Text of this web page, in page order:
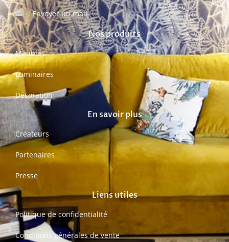
Envoyer un mail
Nos produits
Meubles
Luminaires
Décoration
En savoir plus
Créateurs
Partenaires
Presse
Liens utiles
Politique de confidentialité
Conditions générales de vente